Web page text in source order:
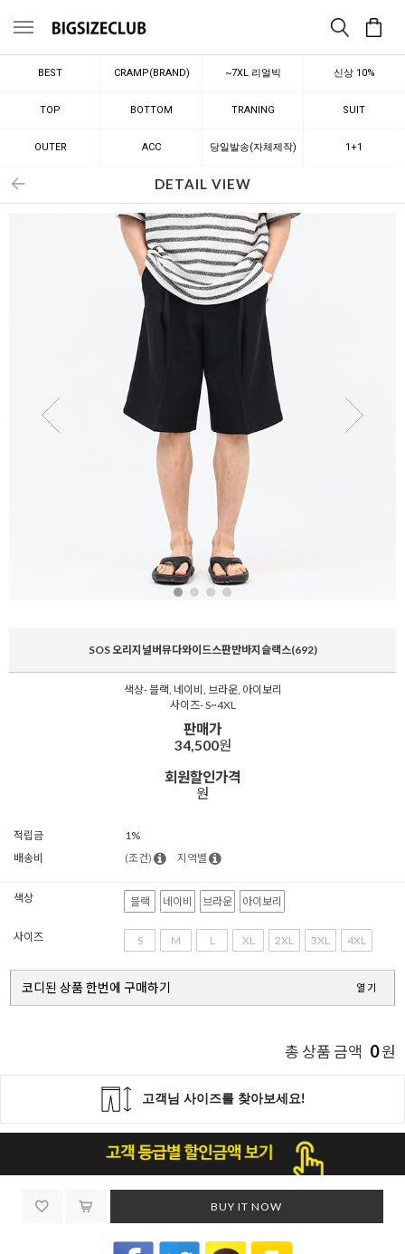
메뉴
BEST CRAMP(BRAND) ~7XL 리얼빅 신상 10%
TOP BOTTOM TRANING SUIT
OUTER ACC 당일발송(자체제작) 1+1
DETAIL VIEW
SOS 오리지널버뮤다와이드스판반바지슬랙스(692)
색상- 블랙, 네이비, 브라운, 아이보리
사이즈- S~4XL
판매가
34,500원
회원할인가격
원
적립금
1%
배송비
(조건) 지역별
색상 블랙 네이비 브라운 아이보리
사이즈 S M L XL 2XL 3XL 4XL
코디된 상품 한번에 구매하기 열기
총 상품 금액 0원
BUY IT NOW